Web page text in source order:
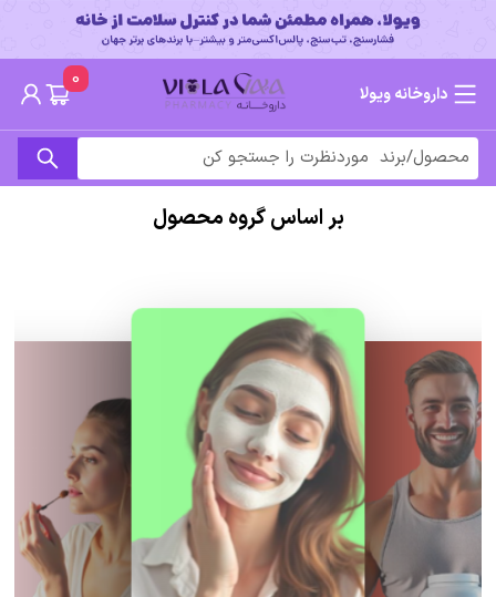
داروخانه ویولا
0
بر اساس گروه محصول